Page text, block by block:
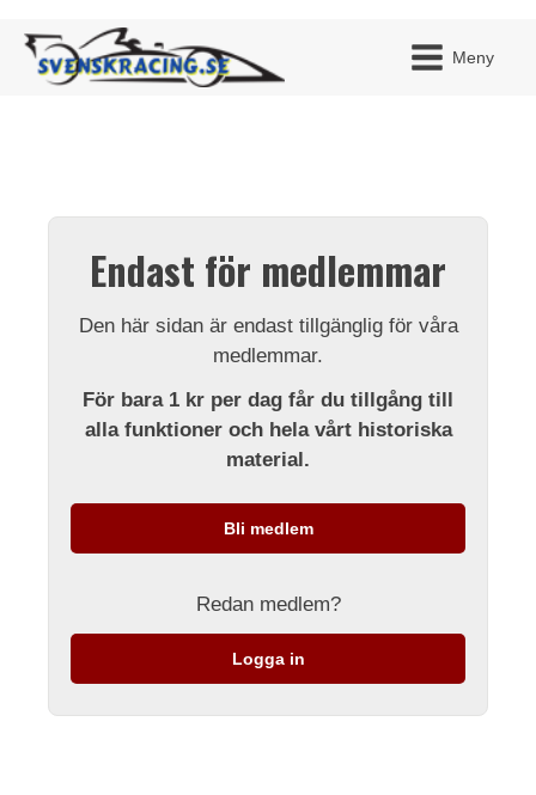
Meny
Endast för medlemmar
Den här sidan är endast tillgänglig för våra
medlemmar.
För bara 1 kr per dag får du tillgång till
alla funktioner och hela vårt historiska
material.
Bli medlem
Redan medlem?
Logga in